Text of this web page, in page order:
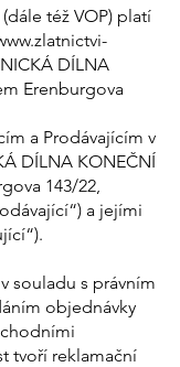
též VOP) platí
DÍLNA
Erenburgova
a Prodávajícím v
DÍLNA KONEČNÍ
143/22,
a jejími
souladu s právním
objednávky
tvoří reklamační